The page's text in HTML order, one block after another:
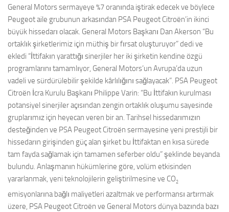
General Motors sermayeye %7 oranında iştirak edecek ve böylece
Peugeot aile grubunun arkasından PSA Peugeot Citroën’in ikinci
büyük hissedarı olacak. General Motors Başkanı Dan Akerson “Bu
ortaklık şirketlerimiz için müthiş bir fırsat oluşturuyor” dedi ve
ekledi “İttifakın yarattığı sinerjiler her iki şirketin kendine özgü
programlarını tamamlıyor, General Motors’un Avrupa’da uzun
vadeli ve sürdürülebilir şekilde kârlılığını sağlayacak”. PSA Peugeot
Citroën İcra Kurulu Başkanı Philippe Varin: “Bu İttifakın kurulması
potansiyel sinerjiler açısından zengin ortaklık oluşumu sayesinde
gruplarımız için heyecan veren bir an. Tarihsel hissedarımızın
desteğinden ve PSA Peugeot Citroën sermayesine yeni prestijli bir
hissedarın girişinden güç alan şirket bu İttifaktan en kısa sürede
tam fayda sağlamak için tamamen seferber oldu” şeklinde beyanda
bulundu. Anlaşmanın hükümlerine göre, volüm etkisinden
yararlanmak, yeni teknolojilerin geliştirilmesine ve CO2
emisyonlarına bağlı maliyetleri azaltmak ve performansı artırmak
üzere, PSA Peugeot Citroën ve General Motors dünya bazında bazı